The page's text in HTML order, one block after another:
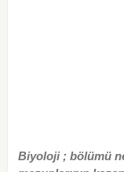
Biyoloji ; bölümü